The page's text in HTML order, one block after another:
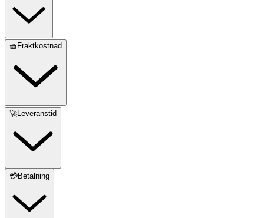
🧺Fraktkostnad
🚀Leveranstid
💳Betalning